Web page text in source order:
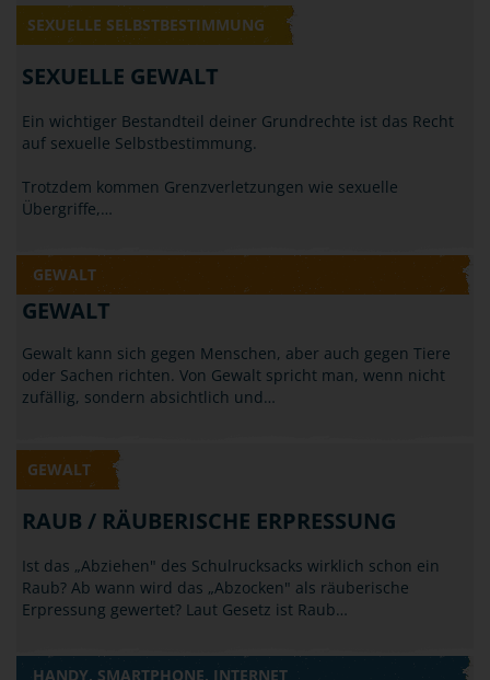
SEXUELLE SELBSTBESTIMMUNG
SEXUELLE GEWALT
Ein wichtiger Bestandteil deiner Grundrechte ist das Recht
auf sexuelle Selbstbestimmung.
Trotzdem kommen Grenzverletzungen wie sexuelle
Übergriffe,…
GEWALT
GEWALT
Gewalt kann sich gegen Menschen, aber auch gegen Tiere
oder Sachen richten. Von Gewalt spricht man, wenn nicht
zufällig, sondern absichtlich und…
GEWALT
RAUB / RÄUBERISCHE ERPRESSUNG
Ist das „Abziehen" des Schulrucksacks wirklich schon ein
Raub? Ab wann wird das „Abzocken" als räuberische
Erpressung gewertet? Laut Gesetz ist Raub…
HANDY, SMARTPHONE, INTERNET